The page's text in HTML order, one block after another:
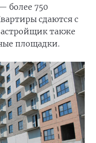
более 750
сдаются с
также
площадки.